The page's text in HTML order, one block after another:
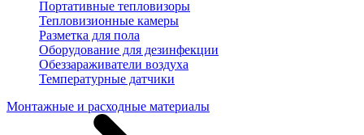
Портативные тепловизоры
Тепловизионные камеры
Разметка для пола
Оборудование для дезинфекции
Обеззараживатели воздуха
Температурные датчики
Монтажные и расходные материалы